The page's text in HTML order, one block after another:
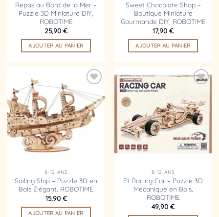
Repas au Bord de la Mer –
Puzzle 3D Miniature DIY,
ROBOTIME
25,90 €
AJOUTER AU PANIER
Sweet Chocolate Shop –
Boutique Miniature
Gourmande DIY, ROBOTIME
17,90 €
AJOUTER AU PANIER
Ajouter
à la
liste
d’envies
8-12 ANS
Sailing Ship – Puzzle 3D en
Bois Élégant, ROBOTIME
15,90 €
AJOUTER AU PANIER
liste
d’envies
8-12 ANS
F1 Racing Car – Puzzle 3D
Mécanique en Bois,
ROBOTIME
49,90 €